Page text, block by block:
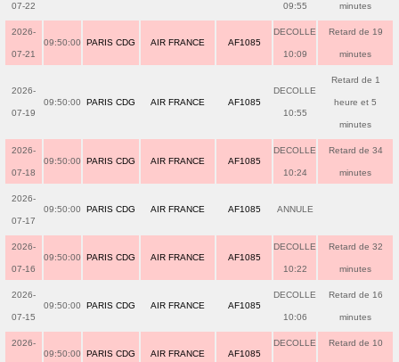
07-22 09:55 minutes
2026-
07-21
09:50:00 PARIS CDG AIR FRANCE AF1085
DECOLLE
10:09
Retard de 19
minutes
2026-
07-19
09:50:00 PARIS CDG AIR FRANCE AF1085
DECOLLE
10:55
Retard de 1
heure et 5
minutes
2026-
07-18
09:50:00 PARIS CDG AIR FRANCE AF1085
DECOLLE
10:24
Retard de 34
minutes
2026-
07-17
09:50:00 PARIS CDG AIR FRANCE AF1085 ANNULE
2026-
07-16
09:50:00 PARIS CDG AIR FRANCE AF1085
DECOLLE
10:22
Retard de 32
minutes
2026-
07-15
09:50:00 PARIS CDG AIR FRANCE AF1085
DECOLLE
10:06
Retard de 16
minutes
2026-
09:50:00 PARIS CDG AIR FRANCE AF1085
DECOLLE Retard de 10